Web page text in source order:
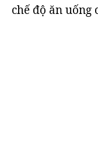
chế độ ăn uống